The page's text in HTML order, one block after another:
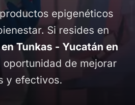
epigenéticos
Si resides en
Tunkas - Yucatán en
de mejorar
y efectivos.